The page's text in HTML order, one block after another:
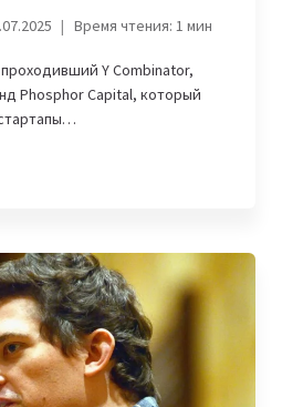
Время чтения: 1мин
Y Combinator,
Phosphor Capital, который